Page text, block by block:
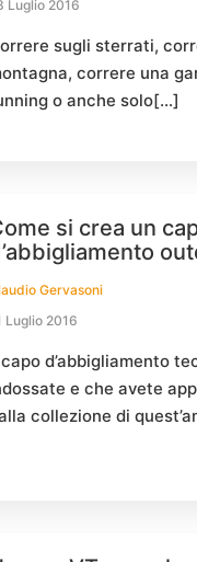
Luglio 2016
sugli sterrati,
correre una
o anche solo[…]
si crea un
Gervasoni
Luglio 2016
d’abbigliamento
e che avete
collezione di